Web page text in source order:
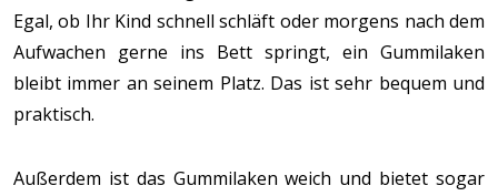
Egal, ob Ihr Kind schnell schläft oder morgens nach dem
Aufwachen gerne ins Bett springt, ein Gummilaken
bleibt immer an seinem Platz. Das ist sehr bequem und
praktisch.
Außerdem ist das Gummilaken weich und bietet sogar